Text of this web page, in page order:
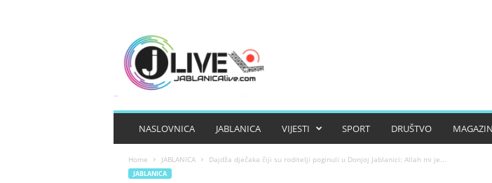
NASLOVNICA JABLANICA VIJESTI SPORT DRUŠTVO MAGAZIN
Home JABLANICA Dajdža dječaka čiji su roditelji poginuli u Donjoj Jablanici: Allah mi je...
JABLANICA